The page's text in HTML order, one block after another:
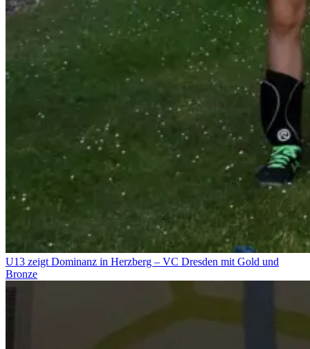
U13 zeigt Dominanz in Herzberg – VC Dresden mit Gold und
Bronze